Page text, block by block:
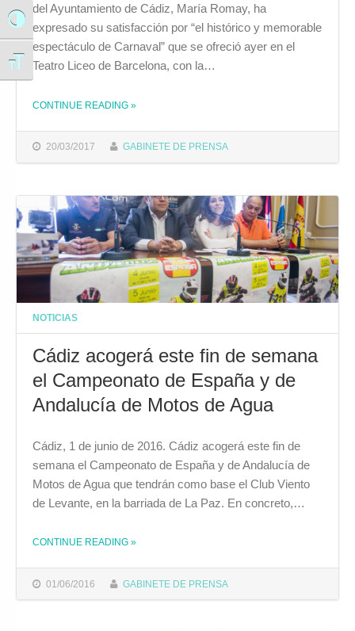
Alternar alto contraste
Alternar tamaño de letra
20/03/2017 GABINETE DE PRENSA
del Ayuntamiento de Cádiz, María Romay, ha
expresado su satisfacción por “el histórico y memorable
espectáculo de Carnaval” que se ofreció ayer en el
Teatro Liceo de Barcelona, con la…
CONTINUE READING THE "“LA PRESENCIA DEL CARNAVAL DE CÁDIZ EN EL TEATRO LICEO ES UN TRIUNFO DE LA CULTURA POPULAR GADITANA”"
»
NOTICIAS
Cádiz acogerá este fin de semana
el Campeonato de España y de
Andalucía de Motos de Agua
01/06/2016 GABINETE DE PRENSA
Cádiz, 1 de junio de 2016. Cádiz acogerá este fin de
semana el Campeonato de España y de Andalucía de
Motos de Agua que tendrán como base el Club Viento
de Levante, en la barriada de La Paz. En concreto,…
CONTINUE READING THE "CÁDIZ ACOGERÁ ESTE FIN DE SEMANA EL CAMPEONATO DE ESPAÑA Y DE ANDALUCÍA DE MOTOS DE AGUA"
»